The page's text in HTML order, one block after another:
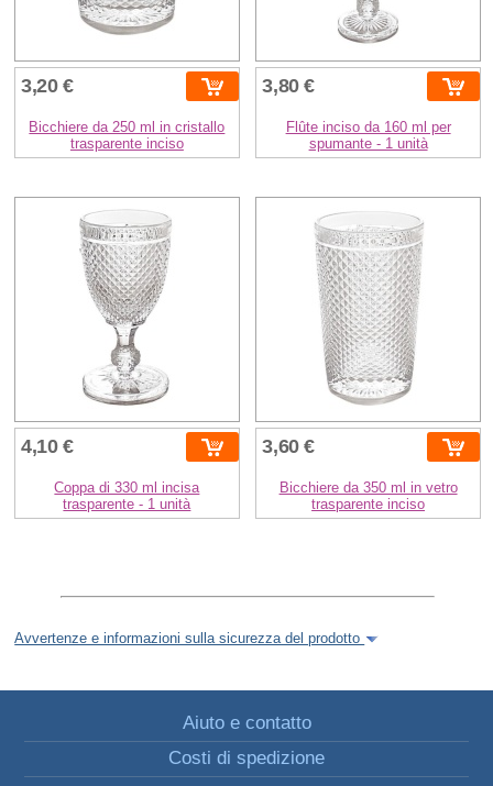
3,20 €
Bicchiere da 250 ml in cristallo
trasparente inciso
3,80 €
Flûte inciso da 160 ml per
spumante - 1 unità
4,10 €
Coppa di 330 ml incisa
trasparente - 1 unità
3,60 €
Bicchiere da 350 ml in vetro
trasparente inciso
Avvertenze e informazioni sulla sicurezza del prodotto
Aiuto e contatto
Costi di spedizione